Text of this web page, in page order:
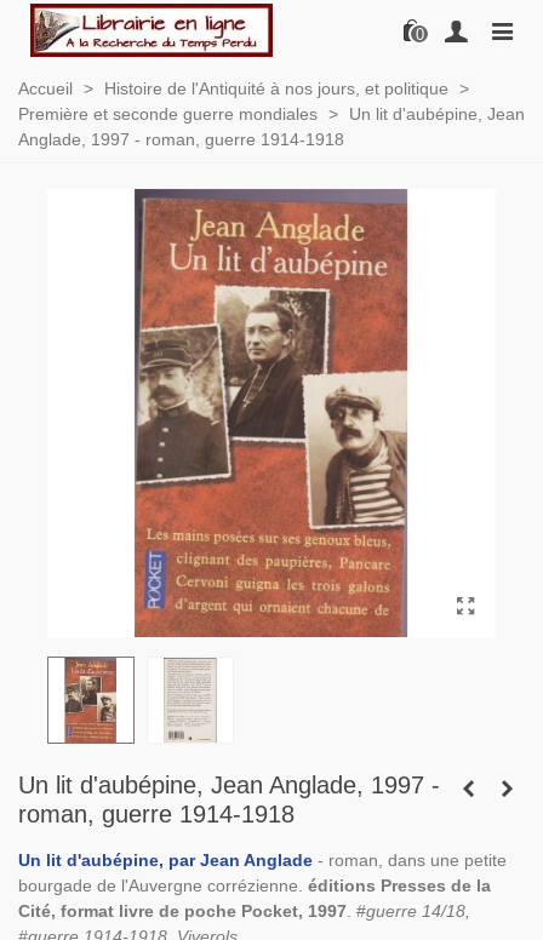
0
Accueil > Histoire de l'Antiquité à nos jours, et politique
>
Première et seconde guerre mondiales >
Un lit d'aubépine, Jean
Anglade, 1997 - roman, guerre 1914-1918
Un lit d'aubépine, Jean Anglade, 1997 -
roman, guerre 1914-1918
Un lit d'aubépine, par Jean Anglade - roman, dans une petite
bourgade de l'Auvergne corrézienne. éditions Presses de la
Cité, format livre de poche Pocket, 1997 . #guerre 14/18,